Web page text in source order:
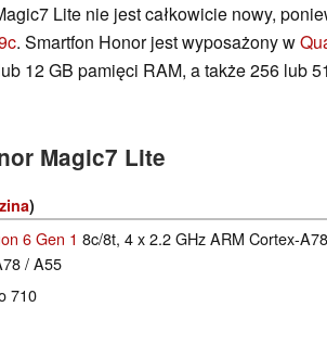
Lite nie jest całkowicie nowy,
. Smartfon Honor jest wyposażony w
12 GB pamięci RAM, a także 256 lub
Magic7 Lite
)
6 Gen 1 8c/8t, 4 x 2.2 GHz ARM Cortex-
/ A55
710